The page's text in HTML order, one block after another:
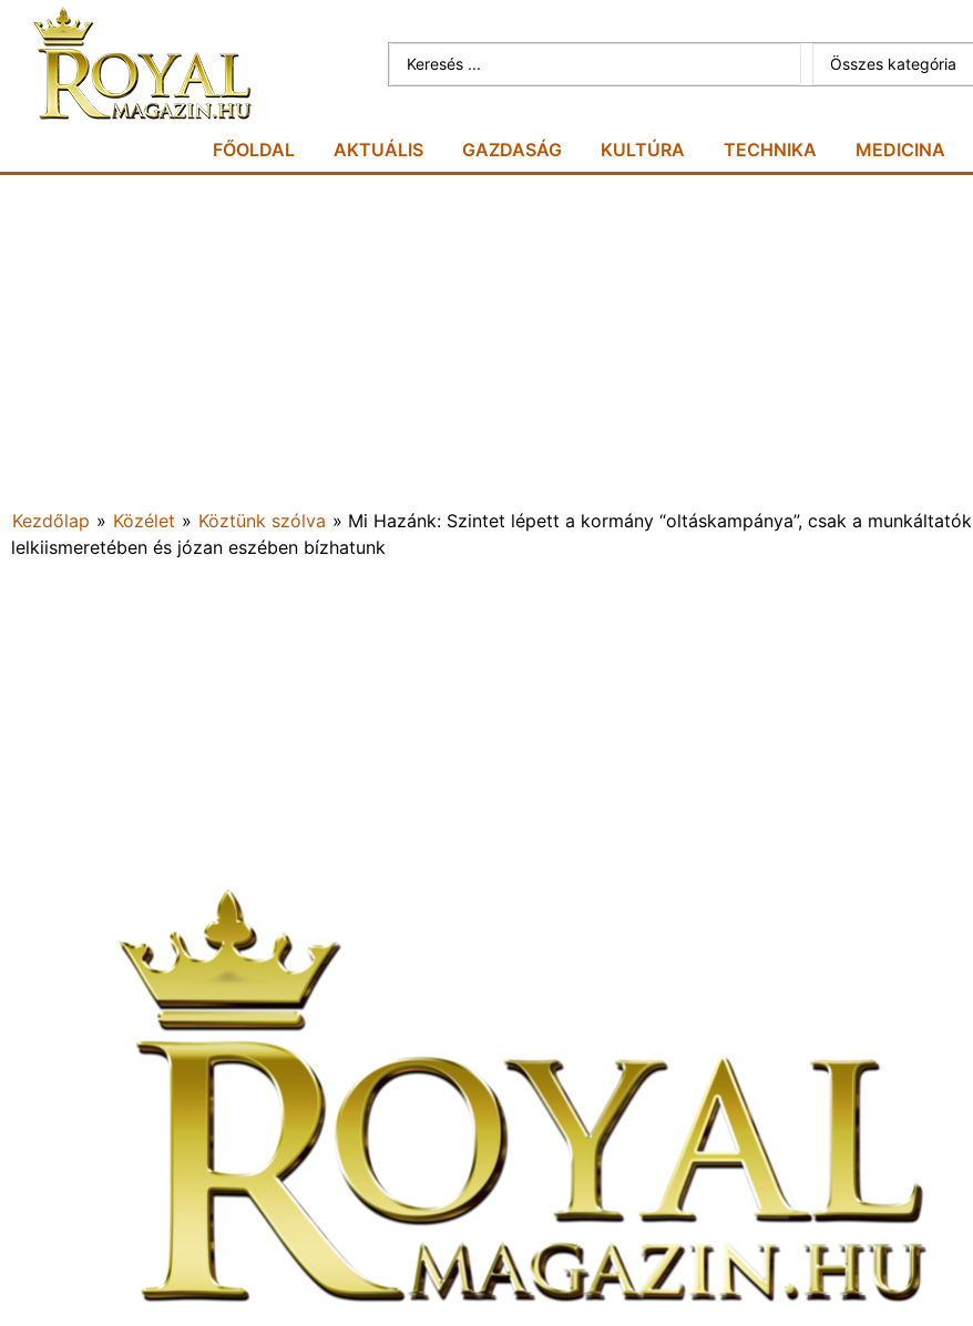
Összes kategória
FŐOLDAL AKTUÁLIS GAZDASÁG KULTÚRA TECHNIKA MEDICINA
Kezdőlap » Közélet » Köztünk szólva » Mi Hazánk: Szintet lépett a kormány “oltáskampánya”, csak a munkáltatók
lelkiismeretében és józan eszében bízhatunk